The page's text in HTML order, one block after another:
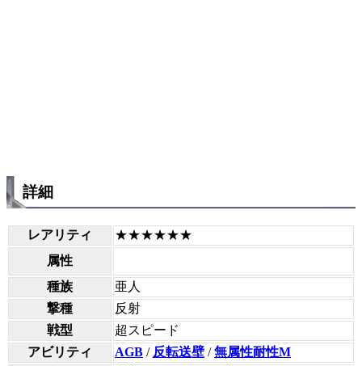
詳細
レアリティ
★★★★★★
属性
種族
亜人
撃種
反射
戦型
超スピード
アビリティ
AGB / 反転送壁 /無属性耐性M